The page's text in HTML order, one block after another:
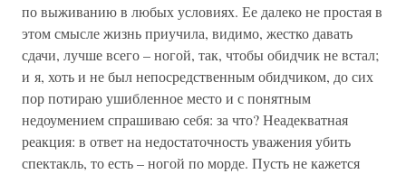
по выживанию в любых условиях. Ее далеко не простая в
этом смысле жизнь приучила, видимо, жестко давать
сдачи, лучше всего – ногой, так, чтобы обидчик не встал;
и я, хоть и не был непосредственным обидчиком, до сих
пор потираю ушибленное место и с понятным
недоумением спрашиваю себя: за что? Неадекватная
реакция: в ответ на недостаточность уважения убить
спектакль, то есть – ногой по морде. Пусть не кажется